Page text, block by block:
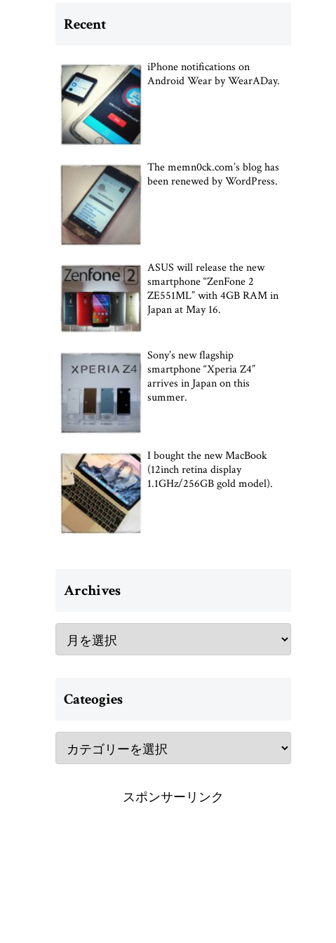
Recent
iPhone notifications on
Android Wear by WearADay.
The memn0ck.com’s blog has
been renewed by WordPress.
ASUS will release the new
smartphone “ZenFone 2
ZE551ML” with 4GB RAM in
Japan at May 16.
Sony’s new flagship
smartphone “Xperia Z4”
arrives in Japan on this
summer.
I bought the new MacBook
(12inch retina display
1.1GHz/256GB gold model).
Archives
Cateogies
スポンサーリンク